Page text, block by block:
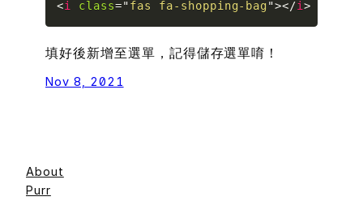
<i class="fas fa-shopping-bag"></i>
填好後新增至選單，記得儲存選單唷！
Nov 8, 2021
About
Purr